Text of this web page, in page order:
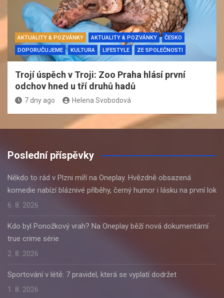
AKTUALITY & POZVÁNKY AKTUALITY & POZVÁNKY
ČESKO
DOPORUČUJEME
KULTURA LIFESTYLE ZE SPOLEČNOSTI
Trojí úspěch v Troji: Zoo Praha hlásí první
odchov hned u tří druhů hadů
7 dny ago Helena Svobodová
Poslední příspěvky
Někdo to rád v Plzni míří na Oneplay. Hvězdně obsazená
komedie nabízí bláznivé příběhy, černý humor i lásku na první lok
6. 8. 2026
Kdo byl Ponožkový vrah? Na Oneplay běží nová dokumentární
true crime série
2. 8. 2026
Sportování v létě: 7 pravidel, která se vyplatí dodržet
1. 8. 2026